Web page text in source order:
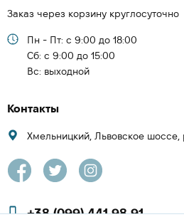
Заказ через корзину круглосуточно
Пн - Пт: с 9:00 до 18:00
Cб: с 9:00 до 15:00
Вс: выходной
Контакты
Хмельницкий, Львовское
+38 (099) 441 98 91